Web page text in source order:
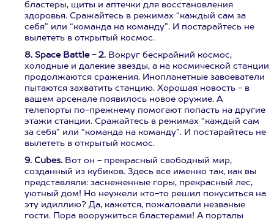
бластеры, щиты и аптечки для восстановления
здоровья. Сражайтесь в режимах “каждый сам за
себя” или “команда на команду”. И постарайтесь не
вылететь в открытый космос.
8. Space Battle - 2. Вокруг бескрайний космос,
холодные и далекие звезды, а на космической станции
продолжаются сражения. Инопланетные завоеватели
пытаются захватить станцию. Хорошая новость - в
вашем арсенале появилось новое оружие. А
телепорты по-прежнему помогают попасть на другие
этажи станции. Сражайтесь в режимах “каждый сам
за себя” или “команда на команду”. И постарайтесь не
вылететь в открытый космос.
9. Cubes. Вот он - прекрасный свободный мир,
созданный из кубиков. Здесь все именно так, как вы
представляли: заснеженные горы, прекрасный лес,
уютный дом! Но неужели кто-то решил покуситься на
эту идиллию? Да, кажется, пожаловали незваные
гости. Пора вооружиться бластерами! А порталы